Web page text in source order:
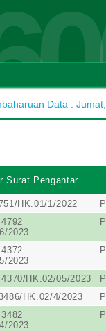
Data :
Surat Pengantar
HK.01/1/2022
2023
2023
HK.02/05/2023
HK.02/4/2023
2023